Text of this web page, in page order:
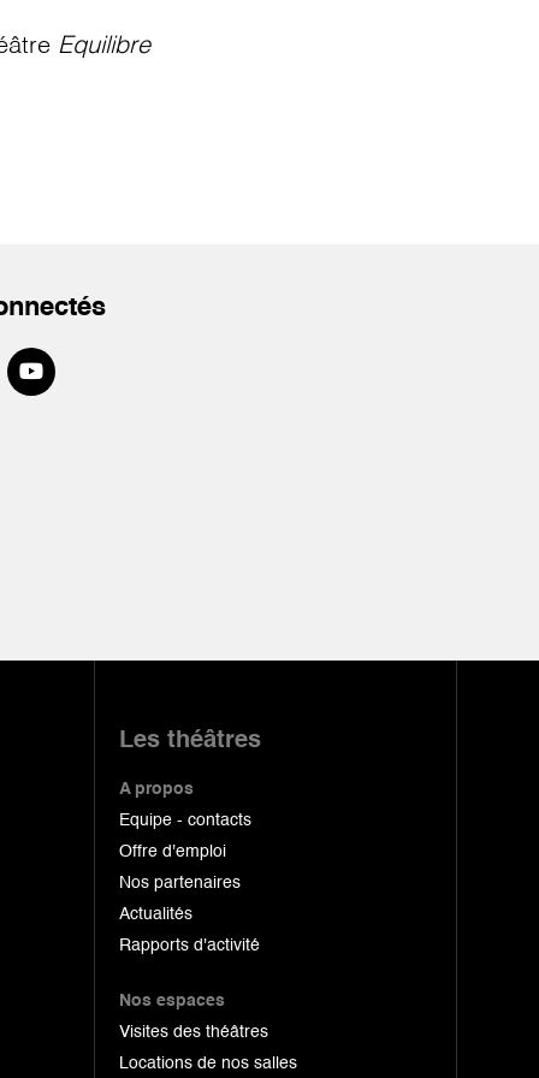
Equilibre
Les théâtres
A propos
Equipe - contacts
Offre d'emploi
Nos partenaires
Actualités
Rapports d'activité
Nos espaces
Visites des théâtres
Locations de nos salles